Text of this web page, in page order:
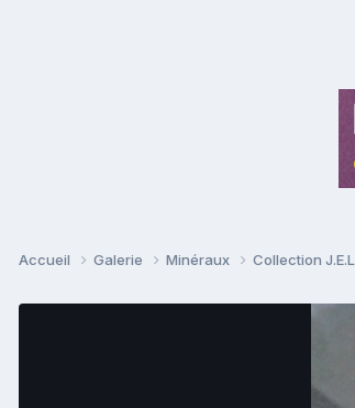
Accueil Galerie Minéraux Collection J.E.L